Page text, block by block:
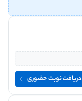
دریافت نوبت حضوری